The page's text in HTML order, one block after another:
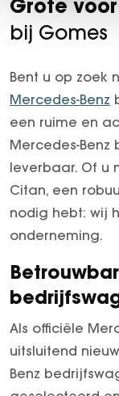
Grote
bij Gomes
Bent u op zoek
Mercedes-Benz
een ruime en
Mercedes-
leverbaar. Of u
Citan, een
nodig hebt: wij
onderneming.
Als officiële
uitsluitend
Benz